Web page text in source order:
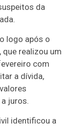
da
logo após o
realizou um
com
a dívida,
juros.
identificou a